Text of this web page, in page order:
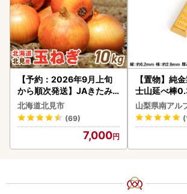
【予約：2026年9月上旬
から順次発送】JAきたみ
らい産 玉ねぎ Lサイズ 10k
g ( タマネギ たまねぎ 野菜
)【210-0003-2026】
北海道北見市
(69)
7,000
【置物】純
士山延べ棒
BK193
山梨県南アル